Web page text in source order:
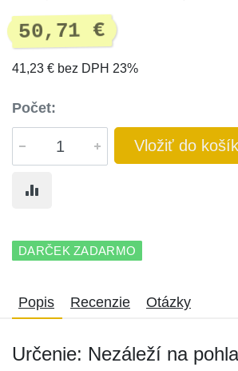
50,71 €
41,23 € bez DPH 23%
Počet:
Vložiť do
DARČEK ZADARMO
Popis Recenzie Otázky
Určenie: Nezáleží na